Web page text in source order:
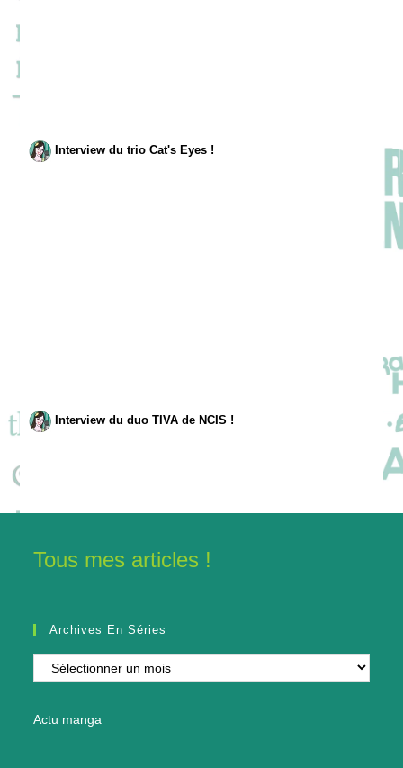
Interview du trio Cat's Eyes !
Interview du duo TIVA de NCIS !
Tous mes articles !
Archives En Séries
Archives
en
Actu manga